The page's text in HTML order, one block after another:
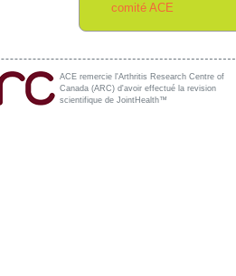
comité ACE
ACE remercie l'Arthritis Research Centre of
Canada (ARC) d'avoir effectué la revision
scientifique de JointHealth™